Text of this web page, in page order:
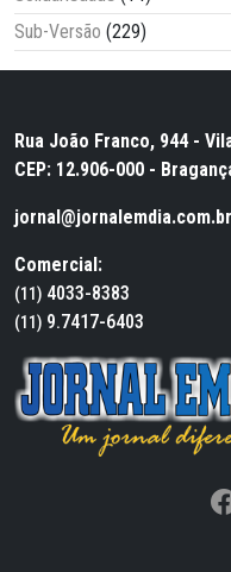
Sub-Versão (229)
Rua João Franco, 944 -
CEP: 12.906-000 -
jornal@jornalemdia.com.br
Comercial:
(11) 4033-8383
(11) 9.7417-6403